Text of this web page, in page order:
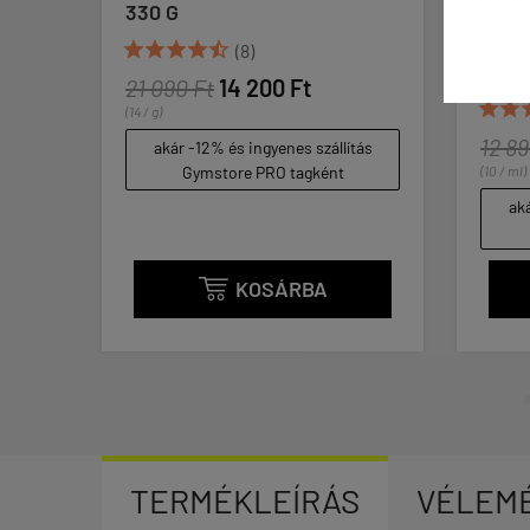
(8)
14 200 Ft
akár -12% és ingyenes szállítás
Gymstore PRO tagként
KOSÁRBA
(6)
10
akár -12% és
Gymstore
TERMÉKLEÍRÁS